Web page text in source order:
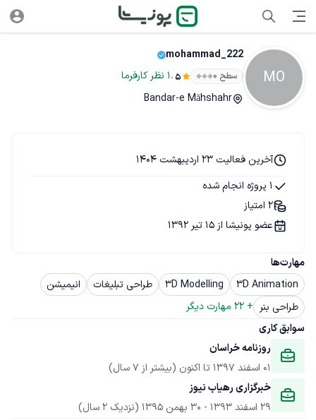
MO
mohammad_222
سطح ۰ 5
.
1 نظر کارفرما
Bandar-e Māhshahr
مهارت‌ها
3D Animation
3D Modelling طراحی تبلیغات
انیمیشن
طراحی بنر +
22 مهارت دیگر
سوابق کاری
روزنامه خراسان
01 اسفند 1397
تا اکنون (بیشتر از 7 سال)
خبرگزاری رهیاب نیوز
29 اسفند 1393
- 30 بهمن 1395
(نزدیک 2 سال)
آخرین فعالیت 23 اردیبهشت 1404
1 پروژه انجام شده
2 امتیاز
عضو پونیشا از 15 تیر 1392